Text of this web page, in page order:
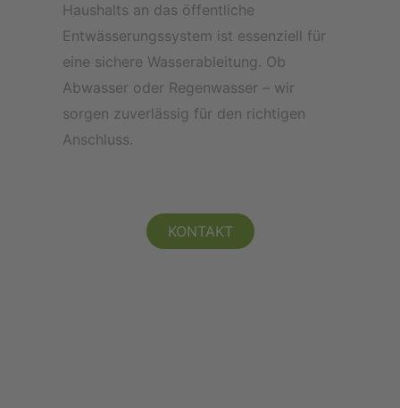
Haushalts an das öffentliche
Entwässerungssystem ist essenziell für
eine sichere Wasserableitung. Ob
Abwasser oder Regenwasser – wir
sorgen zuverlässig für den richtigen
Anschluss.
KONTAKT